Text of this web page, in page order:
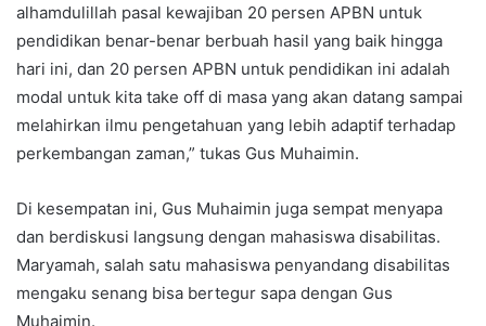
alhamdulillah pasal kewajiban 20 persen APBN untuk
pendidikan benar-benar berbuah hasil yang baik hingga
hari ini, dan 20 persen APBN untuk pendidikan ini adalah
modal untuk kita take off di masa yang akan datang sampai
melahirkan ilmu pengetahuan yang lebih adaptif terhadap
perkembangan zaman,” tukas Gus Muhaimin.
Di kesempatan ini, Gus Muhaimin juga sempat menyapa
dan berdiskusi langsung dengan mahasiswa disabilitas.
Maryamah, salah satu mahasiswa penyandang disabilitas
mengaku senang bisa bertegur sapa dengan Gus
Muhaimin.